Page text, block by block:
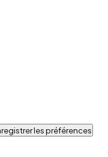
les préférences